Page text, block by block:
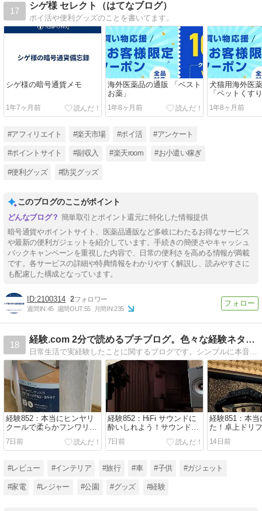
17
シゲ様 セレクト（はてなブログ）
ポイ活や便利グッズのことを書いてます。
シゲ様の暗号通貨メモ
1年7ヶ月前
海外医薬品の通販 「ベスト
お薬」
1年8ヶ月前
犬猫用海外医
「ペットくす
1年8ヶ月前
#アフィリエイト #楽天市場 #ポイ活 #アンケート
#ポイントサイト #副収入 #楽天room #お小遣い稼ぎ
#便利グッズ #防災グッズ
このブログのここがポイント
簡単取引とポイント還元に特化した情報提供
暗号通貨やポイントサイト、医薬品通販など多岐にわたるお得なサービス
や最新の便利ガジェットを紹介しています。手続きの簡便さやキャッシュ
バックキャンペーンを重視した内容で、日常の便利さを高める情報が満載
です。各サービスの詳細や特典情報をわかりやすく解説し、読みやすさに
も配慮した構成となっています。
2100314 2
週間IN:45 週間OUT:55 月間IN:235
18
経験.com 2分で読めるプチブログ。色々な経験ネタ集です！
日常生活で実経験したことに関するブログです。シンプルに本音でレビューします。暇つぶしにどうぞ！
経験852：本当にヒンヤリ
クールで柔らかフンワリ！
ニトリの「30 ㎜厚手ウレタ
ン入りラグ（Nクール）」
7日前
経験852：HiFi サウンドに
酔いしれよう！サウンドバ
ーも良いけど、HiFiアクテ
ィブスピーカーがカッコい
紹介します！
7日前
経験851：本当
た！卓上ドリ
コンが小さく
性能だった！
14日前
#レビュー #インテリア #旅行 #車 #子供 #ガジェット
#家電 #レジャー #公園 #グッズ #経験